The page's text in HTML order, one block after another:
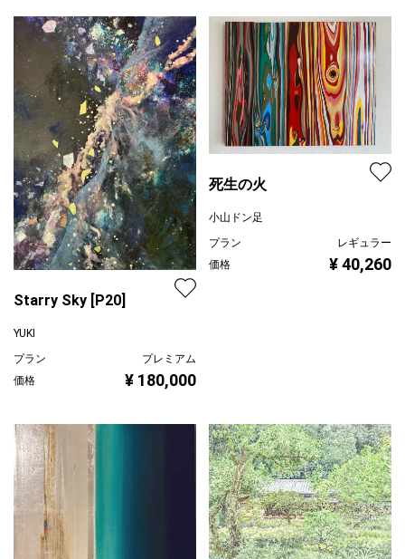
Starry Sky [P20]
YUKI
プラン
プレミアム
価格
¥ 180,000
死生の火
小山ドン足
プラン
レギュラー
価格
¥ 40,260